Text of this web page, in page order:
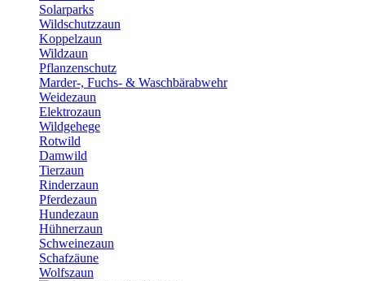
Solarparks
Wildschutzzaun
Koppelzaun
Wildzaun
Pflanzenschutz
Marder-, Fuchs- & Waschbärabwehr
Weidezaun
Elektrozaun
Wildgehege
Rotwild
Damwild
Tierzaun
Rinderzaun
Pferdezaun
Hundezaun
Hühnerzaun
Schweinezaun
Schafzäune
Wolfszaun